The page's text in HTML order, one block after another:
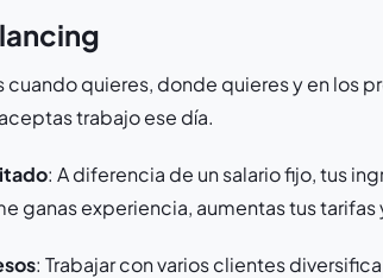
cuando quieres, donde quieres y en los
trabajo ese día.
: A diferencia de un salario fijo, tus
ganas experiencia, aumentas tus
: Trabajar con varios clientes